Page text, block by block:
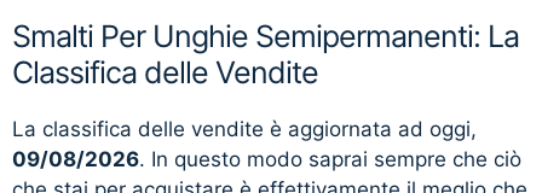
Smalti Per Unghie Semipermanenti: La
Classifica delle Vendite
La classifica delle vendite è aggiornata ad oggi,
09/08/2026. In questo modo saprai sempre che ciò